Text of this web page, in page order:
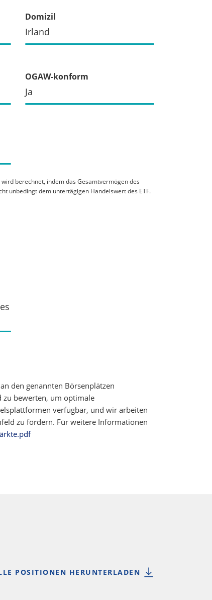
Domizil
Irland
OGAW-konform
Ja
berechnet, indem das Gesamtvermögen des
unbedingt dem untertägigen Handelswert des ETF.
den genannten Börsenplätzen
zu bewerten, um optimale
verfügbar, und wir arbeiten
zu fördern. Für weitere Informationen
POSITIONEN HERUNTERLADEN